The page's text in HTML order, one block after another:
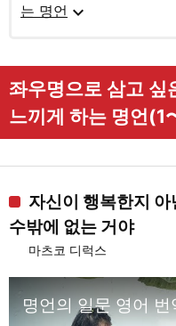
는 명언 expand_more
좌우명으로 삼고 싶
느끼게 하는 명언(1
자신이 행복한지
수밖에 없는 거야
마츠코 디럭스
명언의 일문 영어